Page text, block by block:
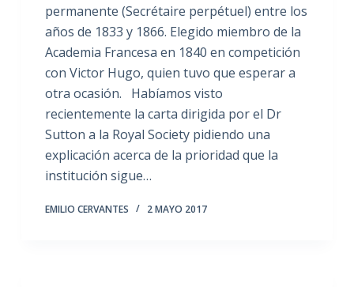
permanente (Secrétaire perpétuel) entre los
años de 1833 y 1866. Elegido miembro de la
Academia Francesa en 1840 en competición
con Victor Hugo, quien tuvo que esperar a
otra ocasión. Habíamos visto
recientemente la carta dirigida por el Dr
Sutton a la Royal Society pidiendo una
explicación acerca de la prioridad que la
institución sigue…
EMILIO CERVANTES 2 MAYO 2017